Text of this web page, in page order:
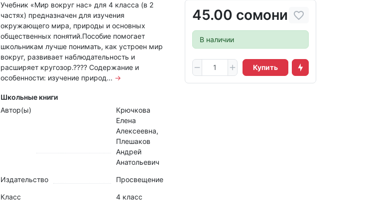
45.00 сомони
В наличии
Купить
Учебник «Мир вокруг нас» для 4 класса (в 2
частях) предназначен для изучения
окружающего мира, природы и основных
общественных понятий.Пособие помогает
школьникам лучше понимать, как устроен мир
вокруг, развивает наблюдательность и
расширяет кругозор.???? Содержание и
особенности: изучение природ... →
Школьные книги
Автор(ы)
Крючкова
Елена
Алексеевна,
Плешаков
Андрей
Анатольевич
Издательство Просвещение
Класс 4 класс